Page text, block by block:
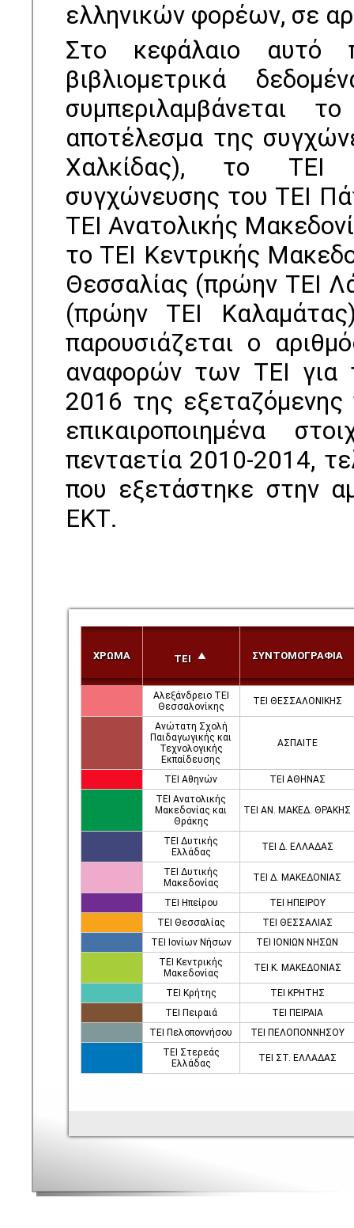
ελληνικών φορέων, σε
Στο κεφάλαιο αυτό
βιβλιομετρικά
συμπεριλαμβάνεται
αποτέλεσμα της
Χαλκίδας), το ΤΕΙ
συγχώνευσης του ΤΕΙ
ΤΕΙ Ανατολικής
το ΤΕΙ Κεντρικής
Θεσσαλίας (πρώην ΤΕΙ
(πρώην ΤΕΙ
παρουσιάζεται ο
αναφορών των ΤΕΙ για
2016 της
επικαιροποιημένα
πενταετία 2010-2014,
που εξετάστηκε στην
ΕΚΤ.